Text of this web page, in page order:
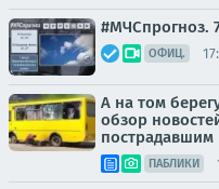
#МЧСпрогноз.
ОФИЦ.
А на том
обзор
пострадавшим
ПАБЛИКИ